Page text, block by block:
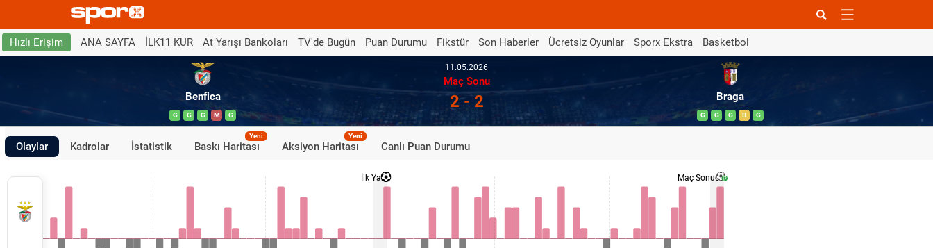
Hızlı Erişim ANA SAYFA İLK11 KUR At Yarışı Bankoları TV'de Bugün Puan Durumu Fikstür Son Haberler Ücretsiz Oyunlar Sporx Ekstra Basketbol
Benfica
G G G M G
11.05.2026
Maç Sonu
2 - 2 Braga
G G G B G
Olaylar Kadrolar İstatistik Baskı Haritası
Yeni
Aksiyon Haritası
Yeni
Canlı Puan Durumu
İlk Yarı Maç Sonucu